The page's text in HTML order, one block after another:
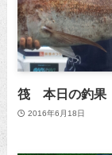
筏 本日の釣果
2016年6月18日